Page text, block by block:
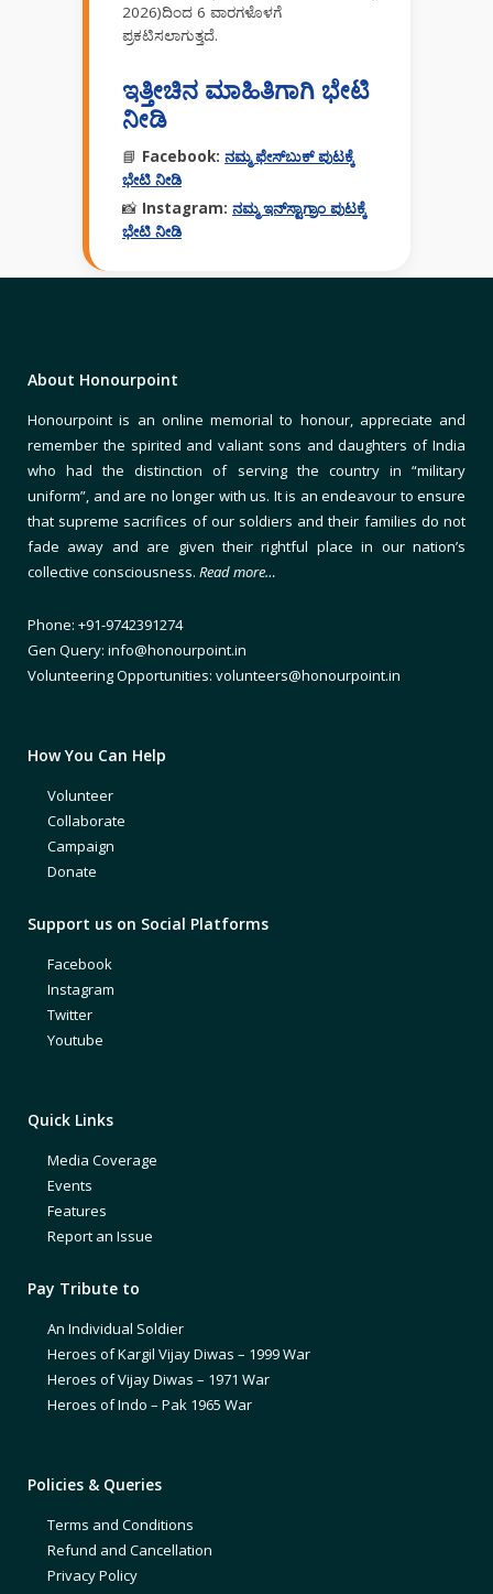
2026)ದಿಂದ 6 ವಾರಗಳೊಳಗೆ
ಪ್ರಕಟಿಸಲಾಗುತ್ತದೆ.
ಇತ್ತೀಚಿನ ಮಾಹಿತಿಗಾಗಿ ಭೇಟಿ
ನೀಡಿ
📘 Facebook: ನಮ್ಮ ಫೇಸ್‌ಬುಕ್ ಪುಟಕ್ಕೆ
ಭೇಟಿ ನೀಡಿ
📸 Instagram: ನಮ್ಮ ಇನ್‌ಸ್ಟಾಗ್ರಾಂ ಪುಟಕ್ಕೆ
ಭೇಟಿ ನೀಡಿ
About Honourpoint
Honourpoint is an online memorial to honour, appreciate and
remember the spirited and valiant sons and daughters of India
who had the distinction of serving the country in “military
uniform”, and are no longer with us. It is an endeavour to ensure
that supreme sacrifices of our soldiers and their families do not
fade away and are given their rightful place in our nation’s
collective consciousness. Read more…
Phone: +91-9742391274
Gen Query: info@honourpoint.in
Volunteering Opportunities: volunteers@honourpoint.in
How You Can Help
Volunteer
Collaborate
Campaign
Donate
Support us on Social Platforms
Facebook
Instagram
Twitter
Youtube
Quick Links
Media Coverage
Events
Features
Report an Issue
Pay Tribute to
An Individual Soldier
Heroes of Kargil Vijay Diwas – 1999 War
Heroes of Vijay Diwas – 1971 War
Heroes of Indo – Pak 1965 War
Policies & Queries
Terms and Conditions
Refund and Cancellation
Privacy Policy